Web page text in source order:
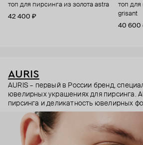
топ для пирсинга из золота astra
42 400 ₽
топ для
grisant
40 600
AURIS
AURIS – первый в России бренд,
ювелирных украшениях для пирсинга.
пирсинга и деликатность ювелирных
украшения ручной работы. В процессе
как профессиональные пирсеры (они
безопасность и эргономичность
стилисты (благодаря им дизайн